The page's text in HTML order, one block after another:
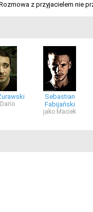
z przyjacielem nie
Sebastian
Fabijański
jako Maciek